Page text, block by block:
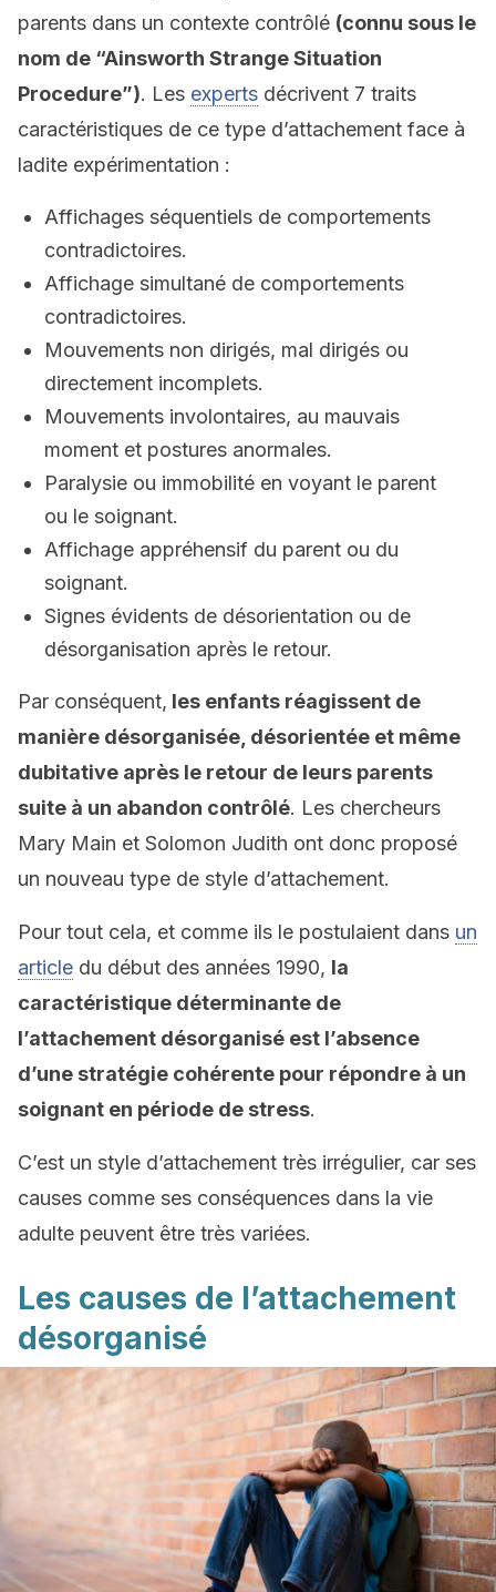
parents dans un contexte contrôlé (connu sous le
nom de “Ainsworth Strange Situation
Procedure”). Les experts décrivent 7 traits
caractéristiques de ce type d’attachement face à
ladite expérimentation :
Affichages séquentiels de comportements
contradictoires.
Affichage simultané de comportements
contradictoires.
Mouvements non dirigés, mal dirigés ou
directement incomplets.
Mouvements involontaires, au mauvais
moment et postures anormales.
Paralysie ou immobilité en voyant le parent
ou le soignant.
Affichage appréhensif du parent ou du
soignant.
Signes évidents de désorientation ou de
désorganisation après le retour.
Par conséquent, les enfants réagissent de
manière désorganisée, désorientée et même
dubitative après le retour de leurs parents
suite à un abandon contrôlé. Les chercheurs
Mary Main et Solomon Judith ont donc proposé
un nouveau type de style d’attachement.
Pour tout cela, et comme ils le postulaient dans un
article du début des années 1990, la
caractéristique déterminante de
l’attachement désorganisé est l’absence
d’une stratégie cohérente pour répondre à un
soignant en période de stress.
C’est un style d’attachement très irrégulier, car ses
causes comme ses conséquences dans la vie
adulte peuvent être très variées.
Les causes de l’attachement
désorganisé